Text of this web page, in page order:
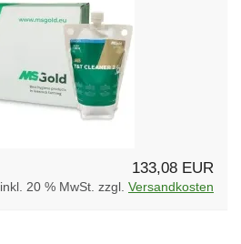
133,08 EUR
inkl. 20 % MwSt. zzgl. Versandkosten